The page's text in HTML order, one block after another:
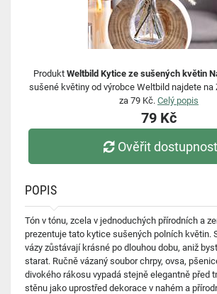
Produkt Weltbild Kytice ze sušených květin
sušené květiny od výrobce Weltbild najdete
za 79 Kč. Celý popis
79 Kč
Ověřit dostupnost
POPIS
Tón v tónu, zcela v jednoduchých přírodních a
prezentuje tato kytice sušených polních květin.
vázy zůstávají krásné po dlouhou dobu, aniž
starat. Ručně vázaný soubor chrpy, ovsa,
divokého rákosu vypadá stejně elegantně před
stěnu jako uprostřed dekorace v nahém a